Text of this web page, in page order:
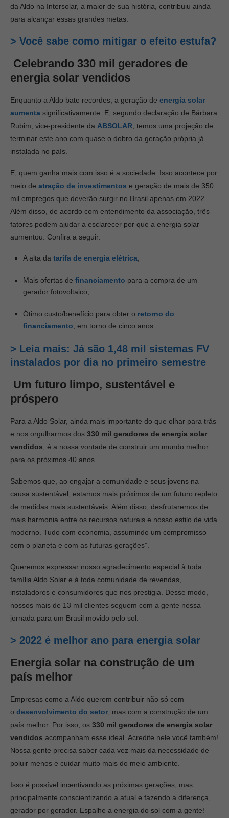
da Aldo na Intersolar, a maior de sua história, contribuiu ainda
para alcançar essas grandes metas.
> Você sabe como mitigar o efeito estufa?
Celebrando 330 mil geradores de
energia solar vendidos
Enquanto a Aldo bate recordes, a geração de energia solar
aumenta significativamente. E, segundo declaração de Bárbara
Rubim, vice-presidente da ABSOLAR , temos uma projeção de
terminar este ano com quase o dobro da geração própria já
instalada no país.
E, quem ganha mais com isso é a sociedade. Isso acontece por
meio de atração de investimentos e geração de mais de 350
mil empregos que deverão surgir no Brasil apenas em 2022.
Além disso, de acordo com entendimento da associação, três
fatores podem ajudar a esclarecer por que a energia solar
aumentou. Confira a seguir:
A alta da tarifa de energia elétrica;
Mais ofertas de financiamento para a compra de um
gerador fotovoltaico;
Ótimo custo/benefício para obter o retorno do
financiamento , em torno de cinco anos.
> Leia mais: Já são 1,48 mil sistemas FV
instalados por dia no primeiro semestre
Um futuro limpo, sustentável e
próspero
Para a Aldo Solar, ainda mais importante do que olhar para trás
e nos orgulharmos dos 330 mil geradores de energia solar
vendidos , é a nossa vontade de construir um mundo melhor
para os próximos 40 anos.
Sabemos que, ao engajar a comunidade e seus jovens na
causa sustentável, estamos mais próximos de um futuro repleto
de medidas mais sustentáveis. Além disso, desfrutaremos de
mais harmonia entre os recursos naturais e nosso estilo de vida
moderno. Tudo com economia, assumindo um compromisso
com o planeta e com as futuras gerações”.
Queremos expressar nosso agradecimento especial à toda
família Aldo Solar e à toda comunidade de revendas,
instaladores e consumidores que nos prestigia. Desse modo,
nossos mais de 13 mil clientes seguem com a gente nessa
jornada para um Brasil movido pelo sol.
> 2022 é melhor ano para energia solar
Energia solar na construção de um
país melhor
Empresas como a Aldo querem contribuir não só com
o desenvolvimento do setor , mas com a construção de um
país melhor. Por isso, os 330 mil geradores de energia solar
vendidos acompanham esse ideal. Acredite nele você também!
Nossa gente precisa saber cada vez mais da necessidade de
poluir menos e cuidar muito mais do meio ambiente.
Isso é possível incentivando as próximas gerações, mas
principalmente conscientizando a atual e fazendo a diferença,
gerador por gerador. Espalhe a energia do sol com a gente!